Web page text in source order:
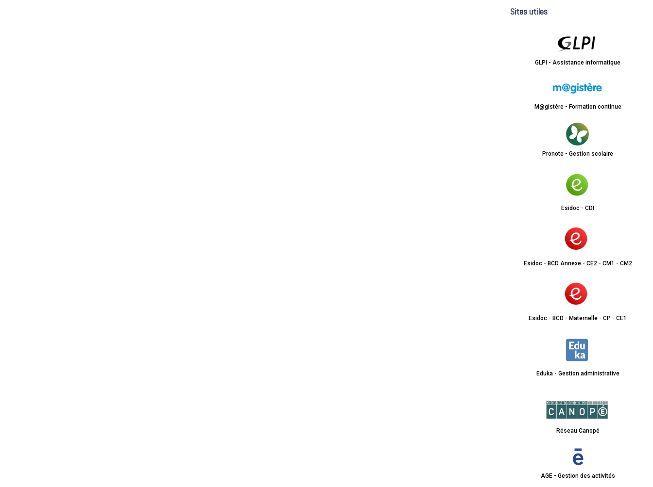
Sites utiles
GLPI - Assistance informatique
M@gistère - Formation continue
Pronote - Gestion scolaire
Esidoc - CDI
Esidoc - BCD Annexe - CE2 - CM1 - CM2
Esidoc - BCD - Maternelle - CP - CE1
Eduka - Gestion administrative
Réseau Canopé
AGE - Gestion des activités